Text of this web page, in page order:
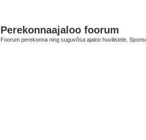
Perekonnaajaloo foorum
Foorum perekonna ning suguvõsa ajaloo huvilistele.